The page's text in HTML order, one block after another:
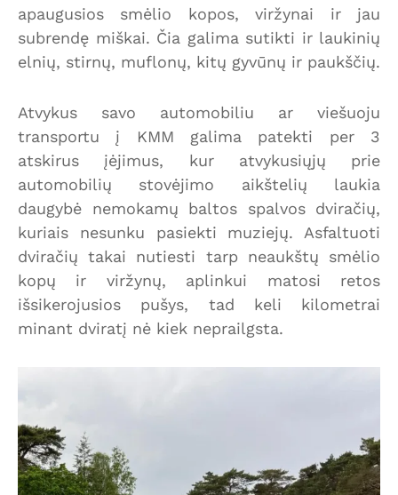
apaugusios smėlio kopos, viržynai ir jau
subrendę miškai. Čia galima sutikti ir laukinių
elnių, stirnų, muflonų, kitų gyvūnų ir paukščių.
Atvykus savo automobiliu ar viešuoju
transportu į KMM galima patekti per 3
atskirus įėjimus, kur atvykusiųjų prie
automobilių stovėjimo aikštelių laukia
daugybė nemokamų baltos spalvos dviračių,
kuriais nesunku pasiekti muziejų. Asfaltuoti
dviračių takai nutiesti tarp neaukštų smėlio
kopų ir viržynų, aplinkui matosi retos
išsikerojusios pušys, tad keli kilometrai
minant dviratį nė kiek neprailgsta.